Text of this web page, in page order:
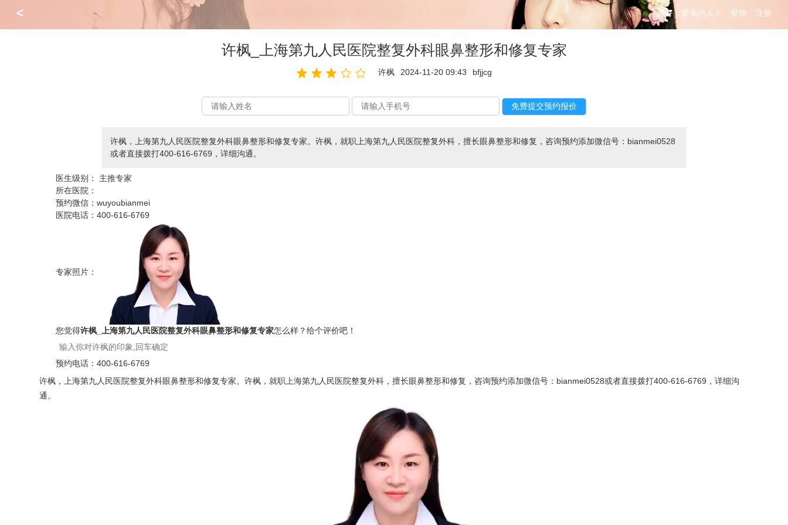
< 您好，爱美的人！ 登陆 注册
许枫_上海第九人民医院整复外科眼鼻整形和修复专家
许枫 2024-11-20 09:43 bfjjcg
许枫，上海第九人民医院整复外科眼鼻整形和修复专家。许枫，就职上海第九人民医院整复外科，擅长眼鼻整形和修复，咨询预约添加微信号：bianmei0528
或者直接拨打400-616-6769，详细沟通。
医生级别：
主推专家
所在医院：
预约微信：wuyoubianmei
医院电话：400-616-6769
专家照片：
您觉得许枫_上海第九人民医院整复外科眼鼻整形和修复专家怎么样？给个评价吧！
预约电话：400-616-6769
许枫，上海第九人民医院整复外科眼鼻整形和修复专家。许枫，就职上海第九人民医院整复外科，擅长眼鼻整形和修复，咨询预约添加微信号：bianmei0528或者直接拨打400-616-6769，详细沟
通。